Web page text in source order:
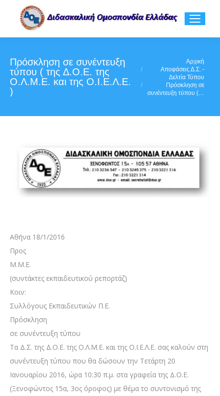
Πρόσκληση σε συνέντευξη
τύπου ( της Δ.Ο.Ε. της
Ο.Λ.Μ.Ε. και της Ο.Ι.Ε.Λ.Ε.
)
Αρχική
Αποφάσεις Δ.Σ. -
Δελτία Τύπου
Πρόσκληση σε
συνέντευξη τύπου (…
Αθήνα 18/1/2016
Προς
M.M.E.
(συντάκτες εκπαιδευτικού ρεπορτάζ)
Κοιν:
Συλλόγους Εκπαιδευτικών Π.Ε.
Πρόσκληση
σε συνέντευξη τύπου
Τα Δ.Σ. της Δ.Ο.Ε. της Ο.Λ.Μ.Ε. και της Ο.Ι.Ε.Λ.Ε. σας καλούν στη
συνέντευξη τύπου που θα δώσουν την Τετάρτη 20
Ιανουαρίου 2016, ώρα 10:30 π.μ. στα γραφεία της Δ.Ο.Ε.
(Ξενοφώντος 15α, 3ος όροφος) με θέμα το συντονισμό της